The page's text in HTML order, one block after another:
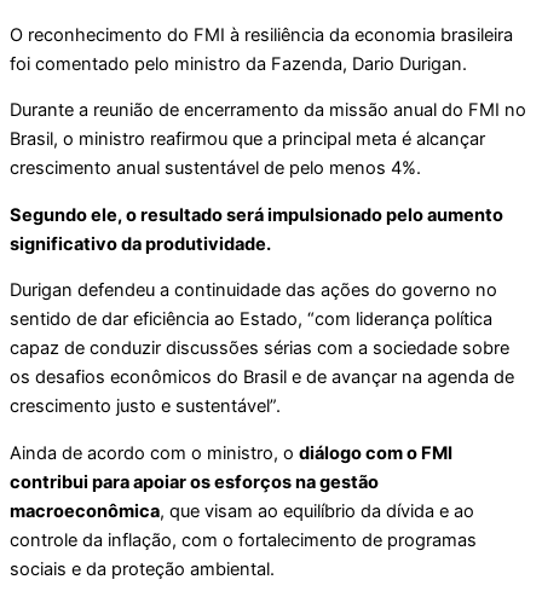
O reconhecimento do FMI à resiliência da economia brasileira
foi comentado pelo ministro da Fazenda, Dario Durigan.
Durante a reunião de encerramento da missão anual do FMI no
Brasil, o ministro reafirmou que a principal meta é alcançar
crescimento anual sustentável de pelo menos 4%.
Segundo ele, o resultado será impulsionado pelo aumento
significativo da produtividade.
Durigan defendeu a continuidade das ações do governo no
sentido de dar eficiência ao Estado, “com liderança política
capaz de conduzir discussões sérias com a sociedade sobre
os desafios econômicos do Brasil e de avançar na agenda de
crescimento justo e sustentável”.
Ainda de acordo com o ministro, o diálogo com o FMI
contribui para apoiar os esforços na gestão
macroeconômica, que visam ao equilíbrio da dívida e ao
controle da inflação, com o fortalecimento de programas
sociais e da proteção ambiental.